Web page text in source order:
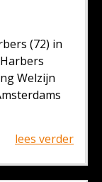
(72) in
Welzijn
lees verder